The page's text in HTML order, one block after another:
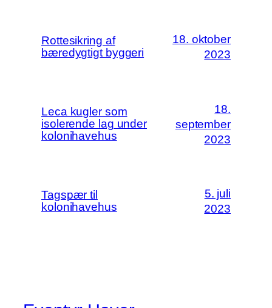
Rottesikring af
bæredygtigt byggeri
18. oktober
2023
Leca kugler som
isolerende lag under
kolonihavehus
18.
september
2023
Tagspær til
kolonihavehus
5. juli
2023